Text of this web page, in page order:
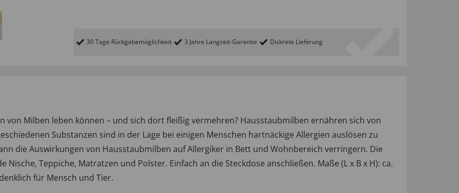
30 Tage Rückgabemöglichkeit 3 Jahre Langzeit-Garantie Diskrete Lieferung
von Milben leben können – und sich dort fleißig vermehren? Hausstaubmilben ernähren sich von
Substanzen sind in der Lage bei einigen Menschen hartnäckige Allergien auslösen zu
kann die Auswirkungen von Hausstaubmilben auf Allergiker in Bett und Wohnbereich verringern. Die
Teppiche, Matratzen und Polster. Einfach an die Steckdose anschließen. Maße (L x B x H): ca.
für Mensch und Tier.